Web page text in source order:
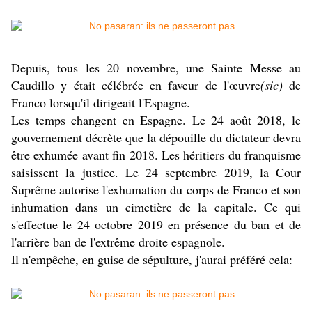
Depuis, tous les20 novembre, une Sainte Messe au
Caudillo y était célébrée en faveur de l'œuvre(sic)de
Franco lorsqu'il dirigeait l'Espagne.
Les temps changent en Espagne. Le 24 août 2018, le
gouvernement décrète que la dépouille du dictateur devra
être exhumée avant fin 2018. Les héritiers du franquisme
saisissent la justice. Le 24 septembre 2019, la Cour
Suprême autorise l'exhumation du corps de Franco et son
inhumation dans un cimetière de la capitale. Ce qui
s'effectue le 24 octobre 2019 en présence du ban et de
l'arrière ban de l'extrême droite espagnole.
Il n'empêche, en guise de sépulture, j'aurai préféré cela: